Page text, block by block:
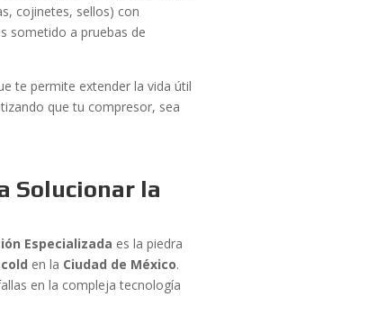
cojinetes, sellos) con
sometido a pruebas de
te permite extender la vida útil
que tu compresor, sea
Solucionar la
Especializada es la piedra
en la Ciudad de México.
en la compleja tecnología